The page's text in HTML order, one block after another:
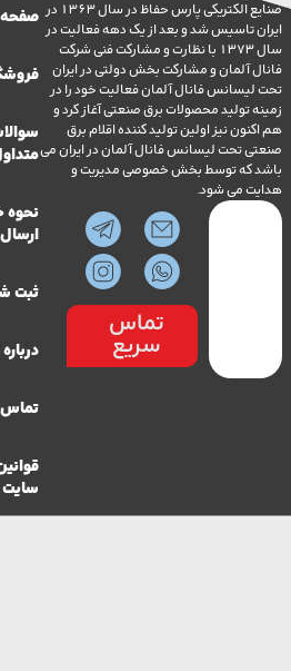
صنایع الکتریکی پارس حفاظ در سال 1363 در
شد و بعد از یک دهه فعالیت در
سال 1373 با نظارت و مشارکت فنی شرکت
و مشارکت بخش دولتی در ایران
فانال آلمان فعالیت خود را در
محصولات برق صنعتی آغاز کرد و
نیز اولین تولید کننده اقلام برق
لیسانس فانال آلمان در ایران می
توسط بخش خصوصی مدیریت و
می شود.
تماس
سریع
صفحه اصلی
فروشگاه
سوالات
متداول
نحوه خرید و
ثبت شکایت
درباره ما
تماس با ما
قوانین